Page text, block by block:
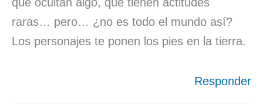
raras… pero… ¿no es todo el mundo así?
Los personajes te ponen los pies en la tierra.
Responder